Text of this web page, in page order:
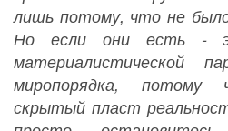
лишь потому, что не
Но если они есть -
материалистической
миропорядка, потому
скрытый пласт